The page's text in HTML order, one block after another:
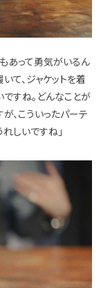
あって勇気がいるん
て、ジャケットを着
すね。どんなことが
、こういったパーテ
しいですね」